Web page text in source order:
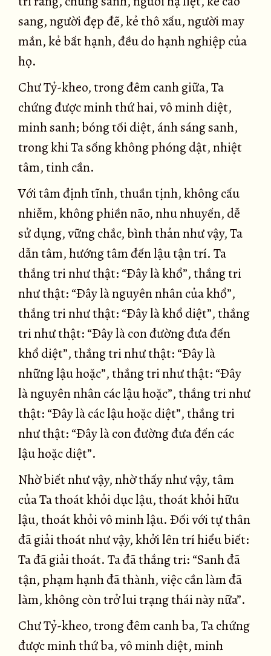
sang, người đẹp đẽ, kẻ thô xấu, người may
mắn, kẻ bất hạnh, đều do hạnh nghiệp của
họ.
Chư Tỷ-kheo, trong đêm canh giữa, Ta
chứng được minh thứ hai, vô minh diệt,
minh sanh; bóng tối diệt, ánh sáng sanh,
trong khi Ta sống không phóng dật, nhiệt
tâm, tinh cần.
Với tâm định tĩnh, thuần tịnh, không cấu
nhiễm, không phiền não, nhu nhuyến, dễ
sử dụng, vững chắc, bình thản như vậy, Ta
dẫn tâm, hướng tâm đến lậu tận trí. Ta
thắng tri như thật: “Ðây là khổ”, thắng tri
như thật: “Ðây là nguyên nhân của khổ”,
thắng tri như thật: “Ðây là khổ diệt”, thắng
tri như thật: “Ðây là con đường đưa đến
khổ diệt”, thắng tri như thật: “Ðây là
những lậu hoặc”, thắng tri như thật: “Ðây
là nguyên nhân các lậu hoặc”, thắng tri như
thật: “Ðây là các lậu hoặc diệt”, thắng tri
như thật: “Ðây là con đường đưa đến các
lậu hoặc diệt”.
Nhờ biết như vậy, nhờ thấy như vậy, tâm
của Ta thoát khỏi dục lậu, thoát khỏi hữu
lậu, thoát khỏi vô minh lậu. Ðối với tự thân
đã giải thoát như vậy, khởi lên trí hiểu biết:
Ta đã giải thoát. Ta đã thắng tri: “Sanh đã
tận, phạm hạnh đã thành, việc cần làm đã
làm, không còn trở lui trạng thái này nữa”.
Chư Tỷ-kheo, trong đêm canh ba, Ta chứng
được minh thứ ba, vô minh diệt, minh